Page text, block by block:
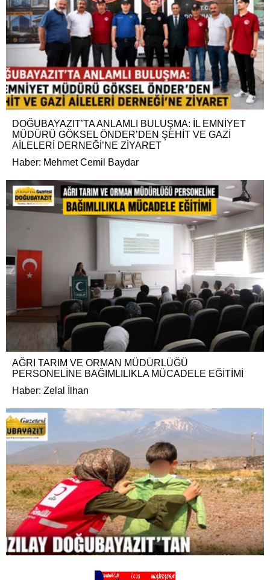
DOĞUBAYAZIT’TA ANLAMLI BULUŞMA: İL EMNİYET
MÜDÜRÜ GÖKSEL ÖNDER’DEN ŞEHİT VE GAZİ
AİLELERİ DERNEĞİ’NE ZİYARET
Haber: Mehmet Cemil Baydar
AĞRI TARIM VE ORMAN MÜDÜRLÜĞÜ
PERSONELİNE BAĞIMLILIKLA MÜCADELE EĞİTİMİ
Haber: Zelal İlhan